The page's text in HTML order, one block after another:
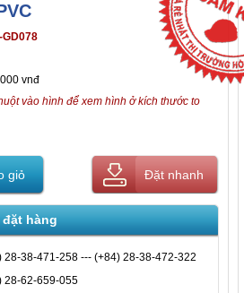
GD078
vnđ
vào hình để xem hình ở kích thước to
giỏ Đặt nhanh
hàng
28-38-471-258 --- (+84) 28-38-472-322
28-62-659-055